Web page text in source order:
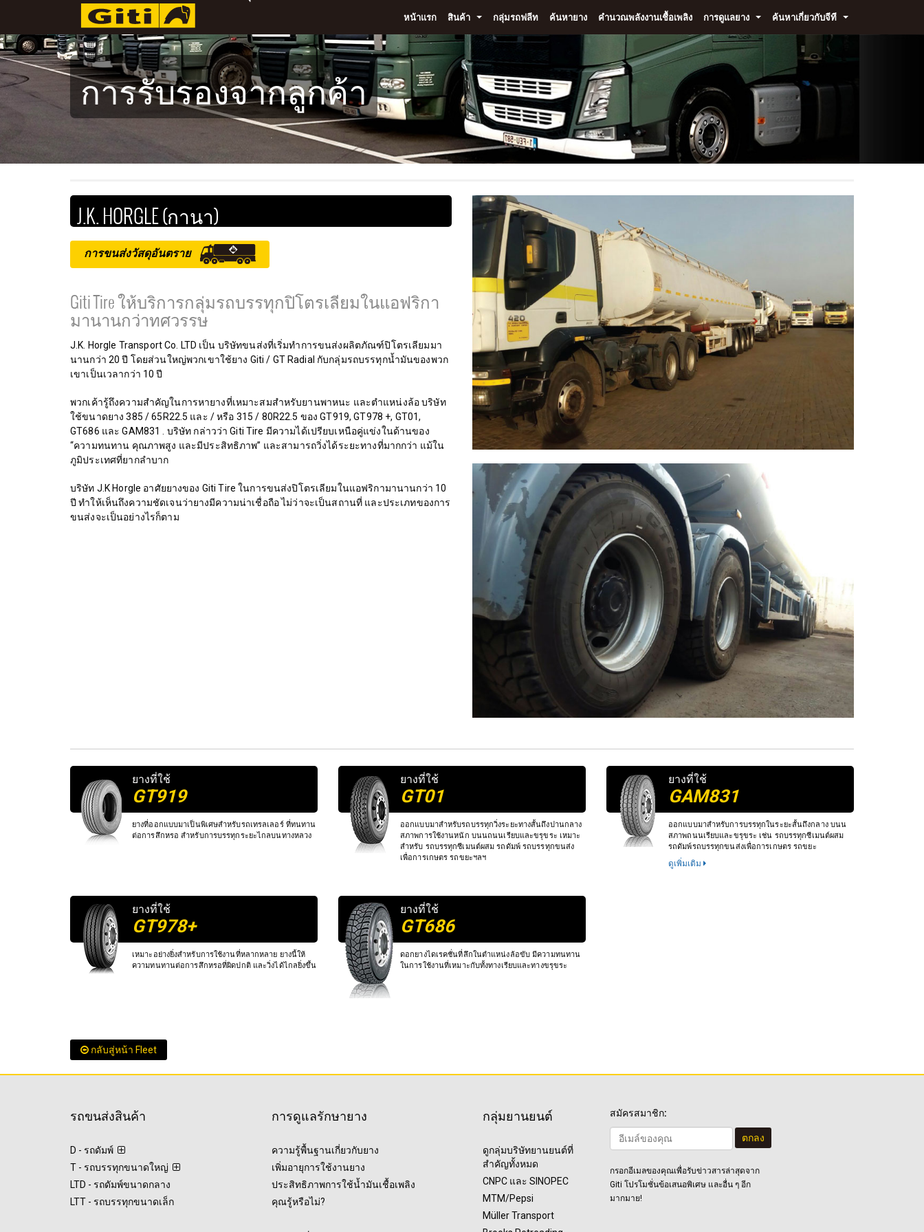
หน้าแรก
สินค้า
กลุ่มรถฟลีท ค้นหายาง คำนวณพลังงานเชื้อเพลิง
การดูแลยาง
ค้นหาเกี่ยวกับจีที
การรับรองจากลูกค้า
J.K. HORGLE (กานา)
การขนส่งวัสดุอันตราย
Giti Tire ให้บริการกลุ่มรถบรรทุกปิโตรเลียมในแอฟริกา
มานานกว่าทศวรรษ
J.K. Horgle Transport Co. LTD เป็น บริษัทขนส่งที่เริ่มทำการขนส่งผลิตภัณฑ์ปิโตรเลียมมา
นานกว่า 20 ปี โดยส่วนใหญ่พวกเขาใช้ยาง Giti / GT Radial กับกลุ่มรถบรรทุกน้ำมันของพวก
เขาเป็นเวลากว่า 10 ปี
พวกเค้ารู้ถึงความสำคัญในการหายางที่เหมาะสมสำหรับยานพาหนะ และตำแหน่งล้อ บริษัท
ใช้ขนาดยาง 385 / 65R22.5 และ / หรือ 315 / 80R22.5 ของ GT919, GT978 +, GT01,
GT686 และ GAM831 . บริษัท กล่าวว่า Giti Tire มีความได้เปรียบเหนือคู่แข่งในด้านของ
“ความทนทาน คุณภาพสูง และมีประสิทธิภาพ” และสามารถวิ่งได้ระยะทางที่มากกว่า แม้ใน
ภูมิประเทศที่ยากลำบาก
บริษัท J.K Horgle อาศัยยางของ Giti Tire ในการขนส่งปิโตรเลียมในแอฟริกามานานกว่า 10
ปี ทำให้เห็นถึงความชัดเจนว่ายางมีความน่าเชื่อถือ ไม่ว่าจะเป็นสถานที่ และประเภทของการ
ขนส่งจะเป็นอย่างไรก็ตาม
ยางที่ใช้
GT919
ยางที่ออกแบบมาเป็นพิเศษสำหรับรถเทรลเลอร์ ที่ทนทาน
ต่อการสึกหรอ สำหรับการบรรทุกระยะไกลบนทางหลวง
ยางที่ใช้
GT01
ออกแบบมาสำหรับรถบรรทุกวิ่งระยะทางสั้นถึงปานกลาง
สภาพการใช้งานหนัก บนนถนนเรียบและขรุขระ เหมาะ
สำหรับ รถบรรทุกซีเมนต์ผสม รถดัมพ์ รถบรรทุกขนส่ง
เพื่อการเกษตร รถขยะฯลฯ
ยางที่ใช้
GAM831
ออกแบบมาสำหรับการบรรทุกในระยะสั้นถึงกลาง บนน
สภาพถนนเรียบและขรุขระ เช่น รถบรรทุกซีเมนต์ผสม
รถดัมพ์รถบรรทุกขนส่งเพื่อการเกษตร รถขยะ
ดูเพิ่มเติม
ยางที่ใช้
GT978+
เหมาะอย่างยิ่งสำหรับการใช้งานที่หลากหลาย ยางนี้ให้
ความทนทานต่อการสึกหรอที่ผิดปกติ และวิ่งได้ไกลยิ่งขึ้น
ยางที่ใช้
GT686
ดอกยางไดเรคชั่นที่ลึกในตำแหน่งล้อขับ มีความทนทาน
ในการใช้งานที่เหมาะกับทั้งทางเรียบและทางขรุขระ
กลับสู่หน้า Fleet
รถขนส่งสินค้า
D - รถดัมพ์
T - รถบรรทุกขนาดใหญ่
LTD - รถดัมพ์ขนาดกลาง
LTT - รถบรรทุกขนาดเล็ก
การดูแลรักษายาง
ความรู้พื้นฐานเกี่ยวกับยาง
เพิ่มอายุการใช้งานยาง
ประสิทธิภาพการใช้น้ำมันเชื้อเพลิง
คุณรู้หรือไม่?
กลุ่มยานยนต์
ดูกลุ่มบริษัทยานยนต์ที่
สำคัญทั้งหมด
CNPC และ SINOPEC
MTM/Pepsi
Müller Transport
สมัครสมาชิก:
ตกลง
กรอกอีเมลของคุณเพื่อรับข่าวสารล่าสุดจาก
Giti โปรโมชั่นข้อเสนอพิเศษ และอื่น ๆ อีก
มากมาย!